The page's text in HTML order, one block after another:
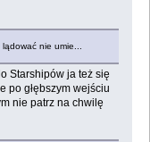
nie umie...
Starshipów ja też się
po głębszym wejściu
nie patrz na chwilę